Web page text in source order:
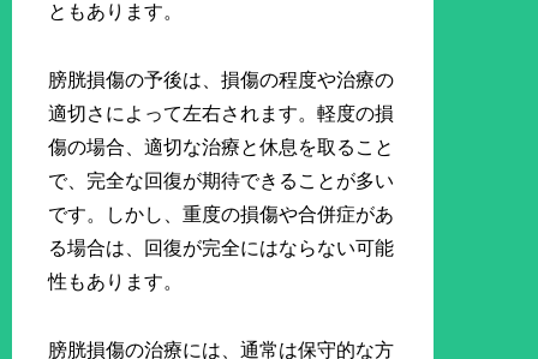
ともあります。
膀胱損傷の予後は、損傷の程度や治療の
適切さによって左右されます。軽度の損
傷の場合、適切な治療と休息を取ること
で、完全な回復が期待できることが多い
です。しかし、重度の損傷や合併症があ
る場合は、回復が完全にはならない可能
性もあります。
膀胱損傷の治療には、通常は保守的な方